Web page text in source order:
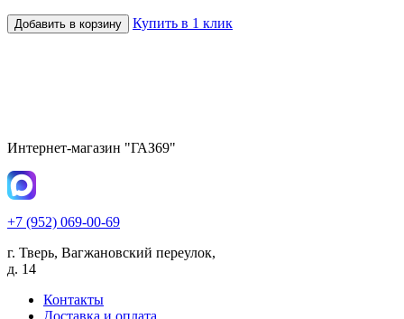
Добавить в корзину Купить в 1 клик
Интернет-магазин "ГАЗ69"
+7 (952) 069-00-69
г. Тверь, Вагжановский переулок,
д. 14
Контакты
Доставка и оплата